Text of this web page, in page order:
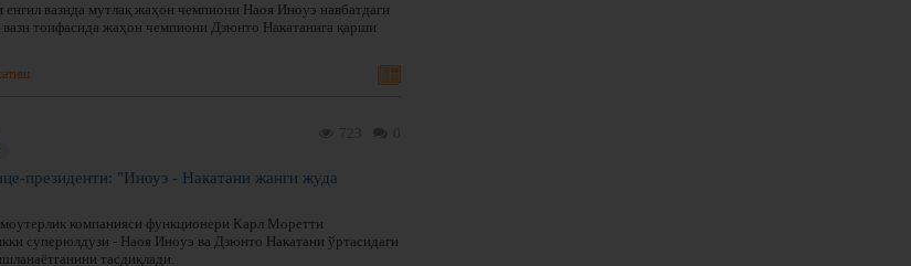
вазнда мутлақ жаҳон чемпиони Наоя Иноуэ навбатдаги
тоифасида жаҳон чемпиони Дзюнто Накатанига қарши
президенти: "Иноуэ - Накатани жанги жуда
компанияси функционери Карл Моретти
суперюлдузи - Наоя Иноуэ ва Дзюнто Накатани ўртасидаги
тасдиқлади.